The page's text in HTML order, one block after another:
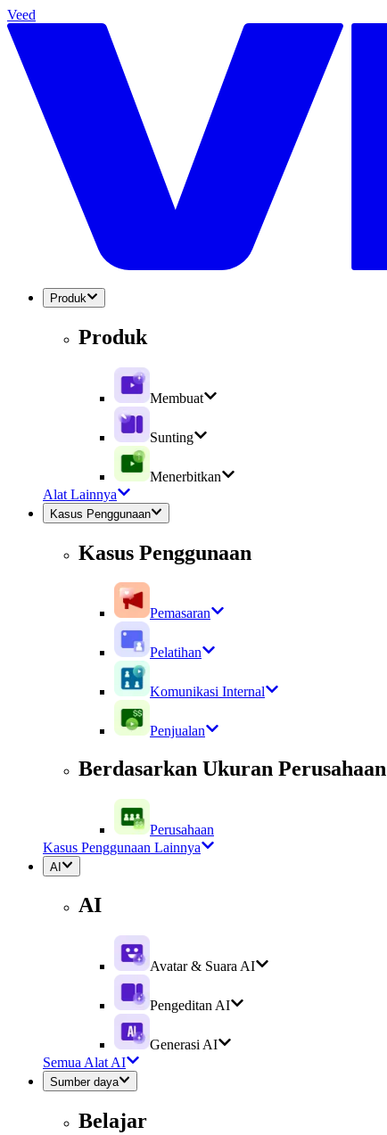
Veed
Produk
Produk
Membuat
Sunting
Menerbitkan
Alat Lainnya
Kasus Penggunaan
Kasus Penggunaan
Pemasaran
Pelatihan
Komunikasi Internal
Penjualan
Berdasarkan Ukuran Perusahaan
Perusahaan
Kasus Penggunaan Lainnya
AI
AI
Avatar & Suara AI
Pengeditan AI
Generasi AI
Semua Alat AI
Sumber daya
Belajar